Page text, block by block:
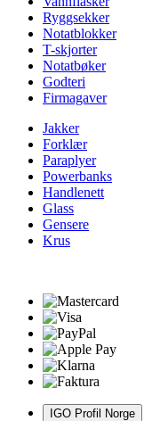
Ryggsekker
Notatblokker
T-skjorter
Notatbøker
Godteri
Firmagaver
Jakker
Forklær
Paraplyer
Powerbanks
Handlenett
Glass
Gensere
Krus
IGO Profil Norge